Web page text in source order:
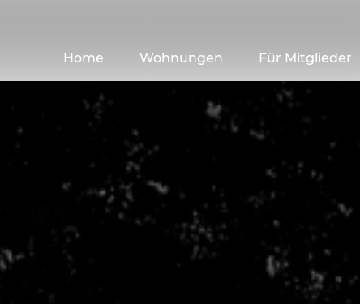
Home Wohnungen Für Mitglieder